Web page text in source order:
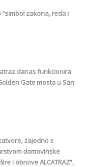
zakona, reda i
danas funkcionira
Gate mosta u San
zajedno s
domovinske
i obnove ALCATRAZ”,